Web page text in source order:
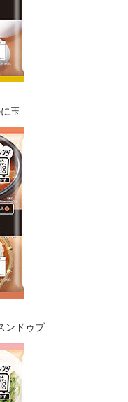
玉
ンドゥブ